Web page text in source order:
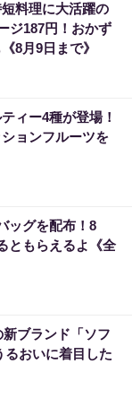
短料理に大活躍の
ジ187円！おかず
8月9日まで》
ィー4種が登場！
ョンフルーツを
ッグを配布！8
ともらえるよ《全
新ブランド「ソフ
るおいに着目した